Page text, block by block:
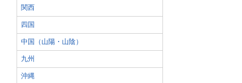
関西
四国
中国（山陽・山陰）
九州
沖縄